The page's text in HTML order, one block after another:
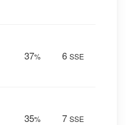
37% 6 SSE
35% 7 SSE